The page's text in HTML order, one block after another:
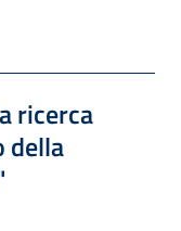
ricerca
della
259.94 kB